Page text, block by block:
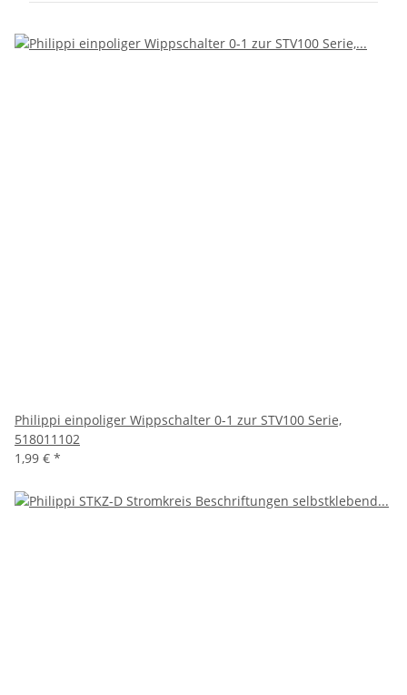
Philippi einpoliger Wippschalter 0-1 zur STV100 Serie,
518011102
1,99 € *